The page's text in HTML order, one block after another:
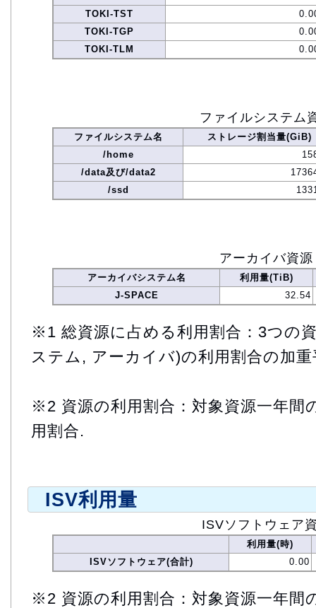
TOKI-TST
TOKI-TGP
TOKI-TLM
ファイルシステム
ファイルシステム名
ストレージ割当量(GiB)
/home
/data及び/data2
/ssd
アーカイバ資源
アーカイバシステム名
利用量(TiB)
J-SPACE
32.54
※1 総資源に占める利用割合：3つの
ステム, アーカイバ)の利用割合の加重
※2 資源の利用割合：対象資源一年間
用割合.
ISV利用量
ISVソフトウェア
利用量(時)
ISVソフトウェア(合計)
0.00
※2 資源の利用割合：対象資源一年間